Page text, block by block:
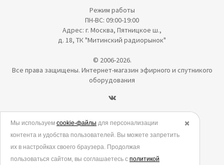
Режим работы
ПН-ВС: 09:00-19:00
Адрес: г. Москва, Пятницкое ш.,
д. 18, ТК "Митинский радиорынок"
© 2006-2026.
Все права защищены. Интернет-магазин эфирного и спутникого
оборудования
Политика в отношении обработки персональных данных
Согласие на обработку персональных данных
Согласие на обработку данных метрическими программами
✖️
Мы используем cookie-файлы для персонализации
контента и удобства пользователей. Вы можете запретить
их в настройках своего браузера. Продолжая
пользоваться сайтом, вы соглашаетесь с политикой